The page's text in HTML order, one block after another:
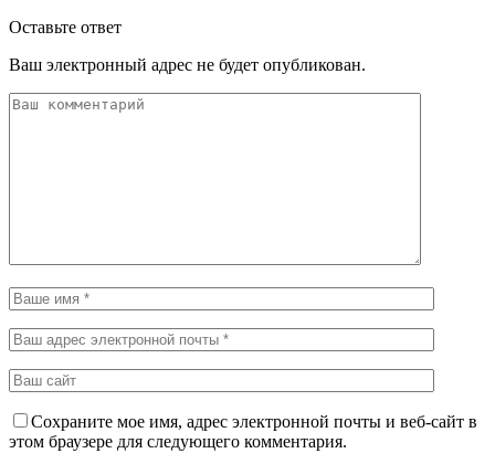
Оставьте ответ
Ваш электронный адрес не будет опубликован.
Сохраните мое имя, адрес электронной почты и веб-сайт в
этом браузере для следующего комментария.